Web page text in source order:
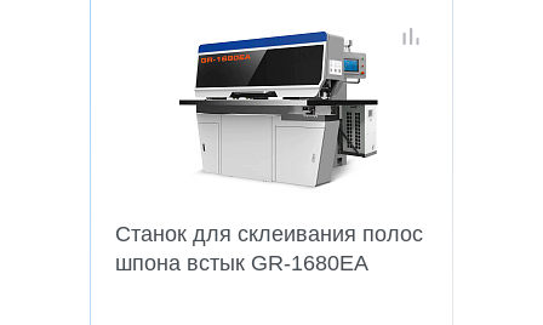
Станок для склеивания полос
шпона встык GR-1680EA